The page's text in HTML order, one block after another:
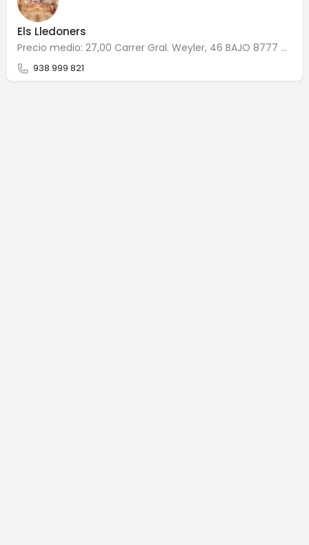
Els Lledoners
Precio medio: 27,00 Carrer Gral. Weyler, 46 BAJO 8777 Sant Quintí de Mediona
938 999 821